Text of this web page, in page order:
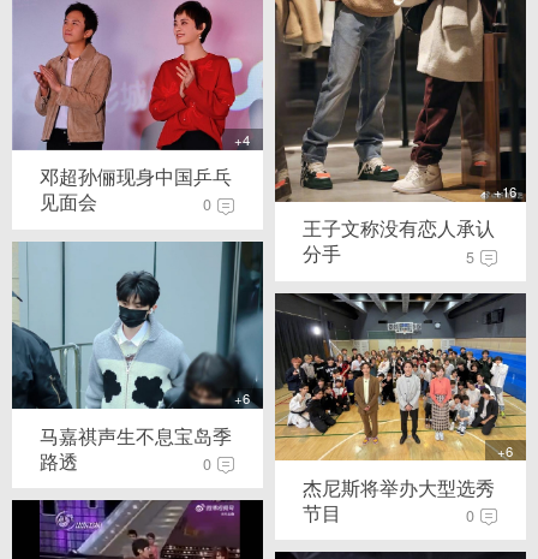
+4
邓超孙俪现身中国乒乓
见面会
0
+6
马嘉祺声生不息宝岛季
路透
0
+16
王子文称没有恋人承认
分手
5
+6
杰尼斯将举办大型选秀
节目
0